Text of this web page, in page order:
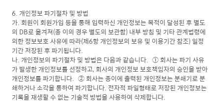
6. 개인정보 파기절차 및 방법
가. 회원이 회원가입 등을 통해 입력하신 개인정보는 목적이 달성된 후 별도
의 DB로 옮겨져(종 이의 경우 별도의 보관함) 내부 방침 및 기타 관계법령에
의한 정보보호 사유에 따라(제6항 개인정보의 보유 및 이용기간 참조) 일정
기간 저장된 후 파기됩니다.
나. 개인정보의 파기절차 및 방법은 다음과 같습니다. ① 회사는 파기 사유
가 발생한 개인정보를 선정하고, 회사의 개인정보 보호책임자의 승인을 받아
개인정보를 파기합니다. ② 회사는 종이에 출력된 개인정보는 분쇄기로 분
쇄하거나 소각을 통하여 파기합니다. 전자적 파일형태로 저장된 개인정보는
기록을 재생할 수 없는 기술적 방법을 사용하여 삭제합니다.